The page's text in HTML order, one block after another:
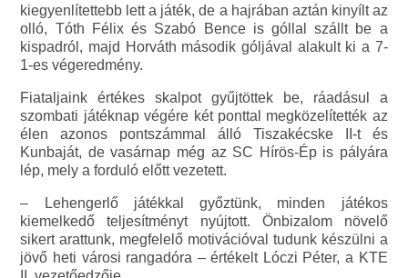
kiegyenlítettebb lett a játék, de a hajrában aztán kinyílt az
olló, Tóth Félix és Szabó Bence is góllal szállt be a
kispadról, majd Horváth második góljával alakult ki a 7-
1-es végeredmény.
Fiataljaink értékes skalpot gyűjtöttek be, ráadásul a
szombati játéknap végére két ponttal megközelítették az
élen azonos pontszámmal álló Tiszakécske II-t és
Kunbaját, de vasárnap még az SC Hírös-Ép is pályára
lép, mely a forduló előtt vezetett.
– Lehengerlő játékkal győztünk, minden játékos
kiemelkedő teljesítményt nyújtott. Önbizalom növelő
sikert arattunk, megfelelő motivációval tudunk készülni a
jövő heti városi rangadóra – értékelt Lóczi Péter, a KTE